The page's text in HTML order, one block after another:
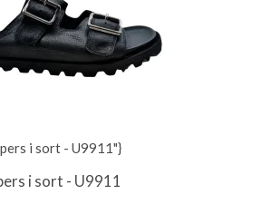
i sort - U9911"}
i sort - U9911